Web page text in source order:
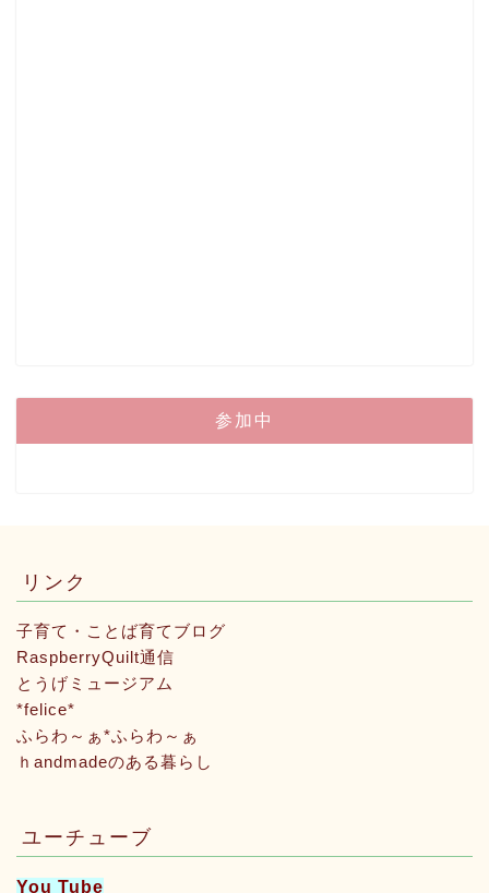
参加中
リンク
子育て・ことば育てブログ
RaspberryQuilt通信
とうげミュージアム
*felice*
ふらわ～ぁ*ふらわ～ぁ
ｈandmadeのある暮らし
ユーチューブ
You Tube